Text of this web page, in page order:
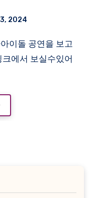
2024
에서 보실수있어